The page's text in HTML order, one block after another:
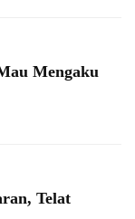
Mengaku
Telat